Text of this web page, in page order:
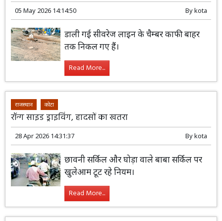
05 May 2026 14:14:50 Bykota
डाली गई सीवरेज लाइन के चैम्बर काफी बाहर
तक निकल गए हैं।
Read More...
राजस्थान कोटा
रॉन्ग साइड ड्राइविंग, हादसों का खतरा
28 Apr 2026 14:31:37 Bykota
छावनी सर्किल और घोड़ा वाले बाबा सर्किल पर
खुलेआम टूट रहे नियम।
Read More...